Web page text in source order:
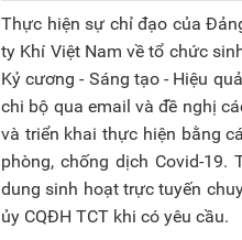
Thực hiện sự chỉ đạo của
ty Khí Việt Nam về tổ chức
Kỷ cương - Sáng tạo - Hiệu
chi bộ qua email và đề nghị
và triển khai thực hiện bằng
phòng, chống dịch Covid-
dung sinh hoạt trực tuyến
ủy CQĐH TCT khi có yêu cầu.